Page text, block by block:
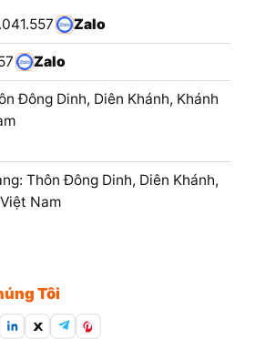
Zalo
Zalo
Đông Dinh, Diên Khánh, Khánh
Thôn Đông Dinh, Diên Khánh,
Nam
Tôi